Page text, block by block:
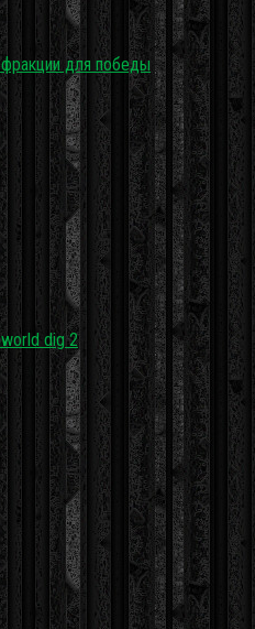
для победы
dig 2